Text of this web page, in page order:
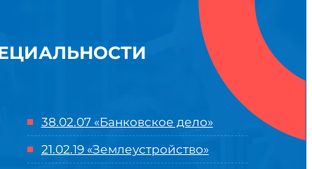
38.02.07 «Банковское дело»
21.02.19 «Землеустройство»